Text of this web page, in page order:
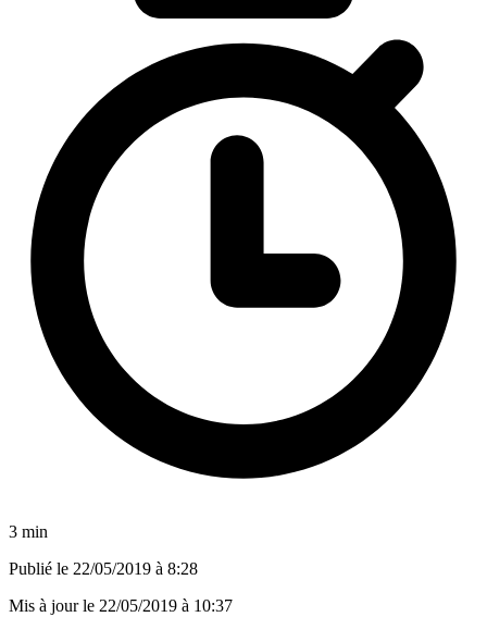
3 min
Publié le 22/05/2019 à 8:28
Mis à jour le 22/05/2019 à 10:37